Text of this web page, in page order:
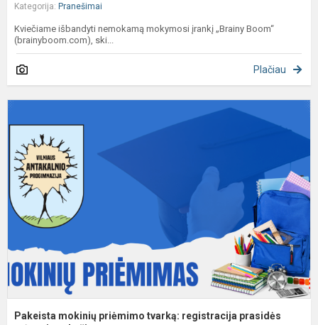
Kategorija: Pranešimai
Kviečiame išbandyti nemokamą mokymosi įrankį „Brainy Boom“
(brainyboom.com), ski...
Plačiau
Pakeista mokinių priėmimo tvarką: registracija prasidės